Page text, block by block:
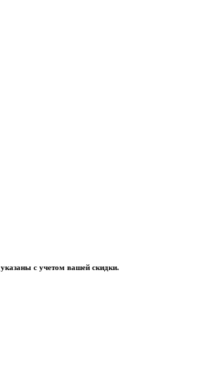
с учетом вашей скидки.